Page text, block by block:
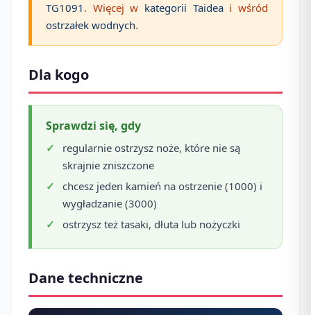
TG1091 . Więcej w kategorii Taideai wśród
ostrzałek wodnych.
Dla kogo
Sprawdzi się, gdy
regularnie ostrzysz noże, które nie są
skrajnie zniszczone
chcesz jeden kamień na ostrzenie (1000) i
wygładzanie (3000)
ostrzysz też tasaki, dłuta lub nożyczki
Dane techniczne